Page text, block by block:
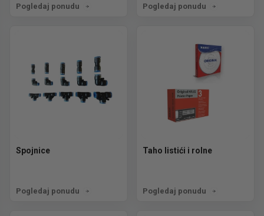
Pogledaj ponudu Pogledaj ponudu
Spojnice
Pogledaj ponudu
Taho listići i rolne
Pogledaj ponudu